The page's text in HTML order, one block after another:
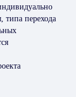
типа перехода